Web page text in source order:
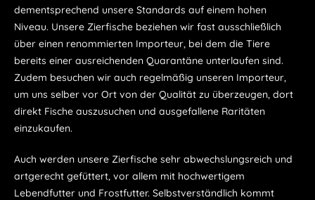
dementsprechend unsere Standards auf einem hohen
Niveau. Unsere Zierfische beziehen wir fast ausschließlich
über einen renommierten Importeur, bei dem die Tiere
bereits einer ausreichenden Quarantäne unterlaufen sind.
Zudem besuchen wir auch regelmäßig unseren Importeur,
um uns selber vor Ort von der Qualität zu überzeugen, dort
direkt Fische auszusuchen und ausgefallene Raritäten
einzukaufen.
Auch werden unsere Zierfische sehr abwechslungsreich und
artgerecht gefüttert, vor allem mit hochwertigem
Lebendfutter und Frostfutter. Selbstverständlich kommt